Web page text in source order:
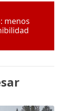
menos